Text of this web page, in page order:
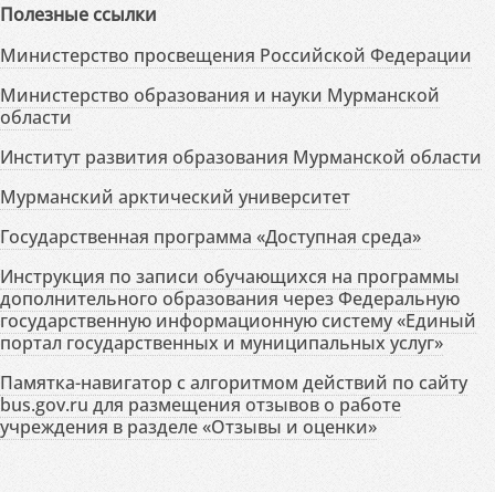
Полезные ссылки
Министерство просвещения Российской Федерации
Министерство образования и науки Мурманской
области
Институт развития образования Мурманской области
Мурманский арктический университет
Государственная программа «Доступная среда»
Инструкция по записи обучающихся на программы
дополнительного образования через Федеральную
государственную информационную систему «Единый
портал государственных и муниципальных услуг»
Памятка-навигатор с алгоритмом действий по сайту
bus.gov.ru для размещения отзывов о работе
учреждения в разделе «Отзывы и оценки»